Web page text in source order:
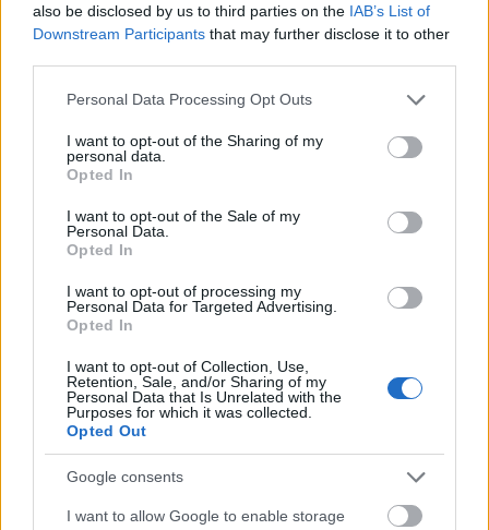
also be disclosed by us to third parties on the IAB’s List of
Downstream Participants that may further disclose it to other
Please note that this website/app uses one or more Google
not limited to your visit or usage behaviour. You may click to
grant or deny consent to Google and its third-party tags to
use your data for below specified purposes in below Google
consent section.
Personal Data Processing Opt Outs
I want to opt-out of the Sharing of my
personal data.
Opted In
I want to opt-out of the Sale of my
Personal Data.
Opted In
I want to opt-out of processing my
Personal Data for Targeted Advertising.
Opted In
I want to opt-out of Collection, Use,
Retention, Sale, and/or Sharing of my
Personal Data that Is Unrelated with the
Purposes for which it was collected.
Opted Out
Google consents
I want to allow Google to enable storage
Urządzenia
SMARTFONY
TABLETY
TV
Recenzje
Porównania
Co kupić
Promocje
FinTech
Hardware PC
Moto
Gaming
AI
Redakcja